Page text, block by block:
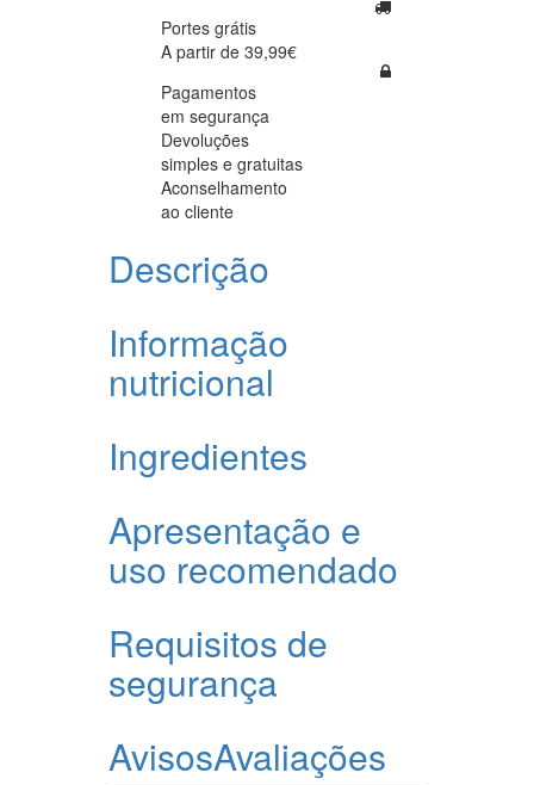
Portes grátis
A partir de 39,99€
Pagamentos
em segurança
Devoluções
simples e gratuitas
Aconselhamento
ao cliente
Descrição
Informação
nutricional
Ingredientes
Apresentação e
uso recomendado
Requisitos de
segurança
AvisosAvaliações